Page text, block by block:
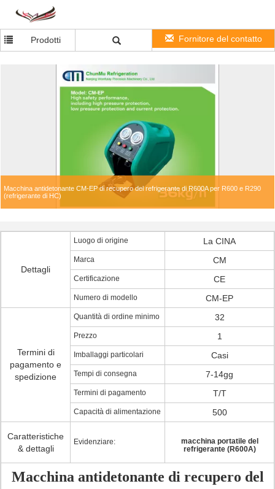
Prodotti Fornitore del contatto
Macchina antidetonante CM-EP di recupero del refrigerante di R600A per R600 e R290
(refrigerante di HC)
Dettagli
Luogo di origine La CINA
Marca CM
Certificazione CE
Numero di modello CM-EP
Termini di
pagamento e
spedizione
Quantità di ordine minimo 32
Prezzo 1
Imballaggi particolari Casi
Tempi di consegna 7-14gg
Termini di pagamento T/T
Capacità di alimentazione 500
Caratteristiche
& dettagli
Evidenziare:
macchina portatile del
refrigerante (R600A)
Macchina antidetonante di recupero del